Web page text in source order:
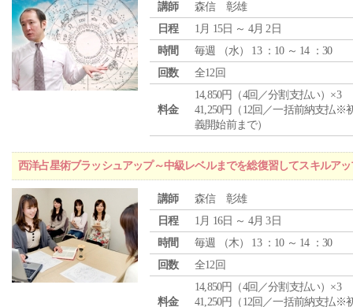
講師
森信 彰雄
日程
1月 15日 ～ 4月 2日
時間
毎週 （水） 13 ：10 ～ 14 ：30
回数
全12回
料金
14,850円（4回／分割支払い）×3
41,250円（12回／一括前納支払※
義開始前まで）
西洋占星術ブラッシュアップ～中級レベルまでを総復習してスキルア
講師
森信 彰雄
日程
1月 16日 ～ 4月 3日
時間
毎週 （木） 13 ：10 ～ 14 ：30
回数
全12回
料金
14,850円（4回／分割支払い）×3
41,250円（12回／一括前納支払※